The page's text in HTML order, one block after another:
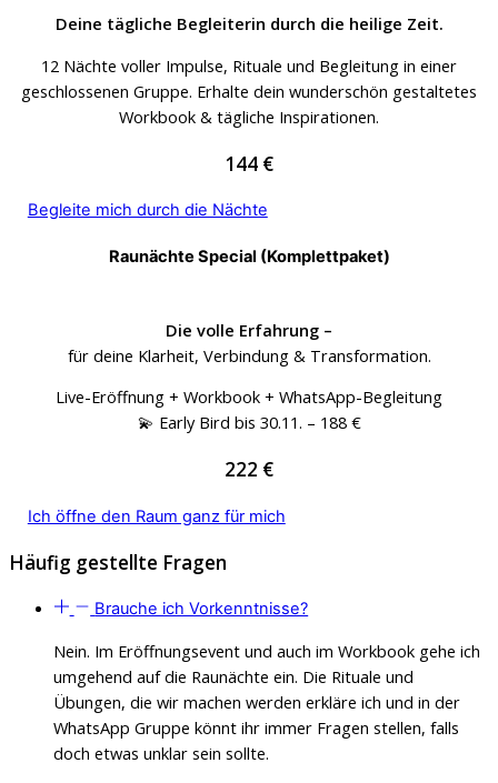
Deine tägliche Begleiterin durch die heilige Zeit.
12 Nächte voller Impulse, Rituale und Begleitung in einer
geschlossenen Gruppe. Erhalte dein wunderschön gestaltetes
Workbook & tägliche Inspirationen.
144 €
Begleite mich durch die Nächte
Raunächte Special (Komplettpaket)
Die volle Erfahrung –
für deine Klarheit, Verbindung & Transformation.
Live-Eröffnung + Workbook + WhatsApp-Begleitung
💫 Early Bird bis 30.11. – 188 €
222 €
Ich öffne den Raum ganz für mich
Häufig gestellte Fragen
Brauche ich Vorkenntnisse?
Nein. Im Eröffnungsevent und auch im Workbook gehe ich
umgehend auf die Raunächte ein. Die Rituale und
Übungen, die wir machen werden erkläre ich und in der
WhatsApp Gruppe könnt ihr immer Fragen stellen, falls
doch etwas unklar sein sollte.